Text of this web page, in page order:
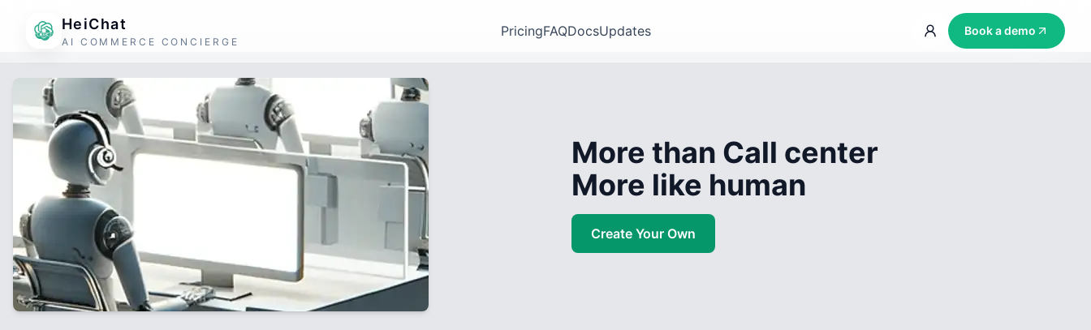
HeiChat
AI COMMERCE CONCIERGE
PricingFAQDocsUpdates Book a demo
More than Call center
More like human
Create Your Own